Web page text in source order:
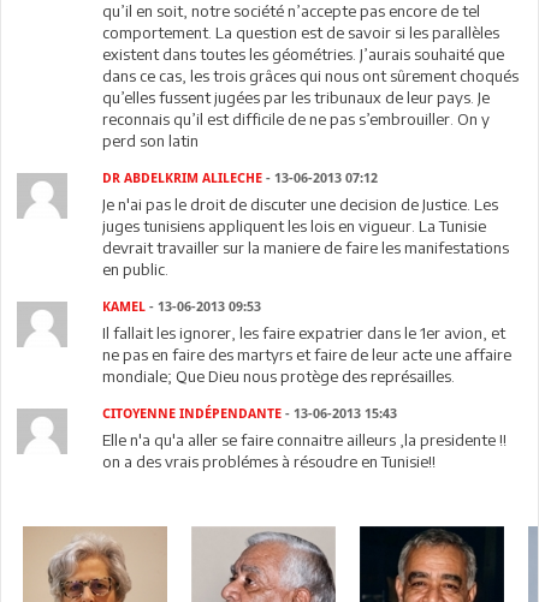
qu’il en soit, notre société n’accepte pas encore de tel
comportement. La question est de savoir si les parallèles
existent dans toutes les géométries. J’aurais souhaité que
dans ce cas, les trois grâces qui nous ont sûrement choqués
qu’elles fussent jugées par les tribunaux de leur pays. Je
reconnais qu’il est difficile de ne pas s’embrouiller. On y
perd son latin
DR ABDELKRIM ALILECHE - 13-06-2013 07:12
Je n'ai pas le droit de discuter une decision de Justice. Les
juges tunisiens appliquent les lois en vigueur. La Tunisie
devrait travailler sur la maniere de faire les manifestations
en public.
KAMEL - 13-06-2013 09:53
Il fallait les ignorer, les faire expatrier dans le 1er avion, et
ne pas en faire des martyrs et faire de leur acte une affaire
mondiale; Que Dieu nous protège des représailles.
CITOYENNE INDÉPENDANTE - 13-06-2013 15:43
Elle n'a qu'a aller se faire connaitre ailleurs ,la presidente !!
on a des vrais problémes à résoudre en Tunisie!!